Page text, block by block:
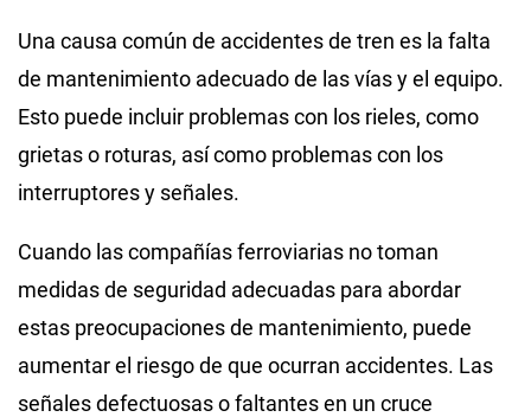
Una causa común de accidentes de tren es la falta
de mantenimiento adecuado de las vías y el equipo.
Esto puede incluir problemas con los rieles, como
grietas o roturas, así como problemas con los
interruptores y señales.
Cuando las compañías ferroviarias no toman
medidas de seguridad adecuadas para abordar
estas preocupaciones de mantenimiento, puede
aumentar el riesgo de que ocurran accidentes. Las
señales defectuosas o faltantes en un cruce